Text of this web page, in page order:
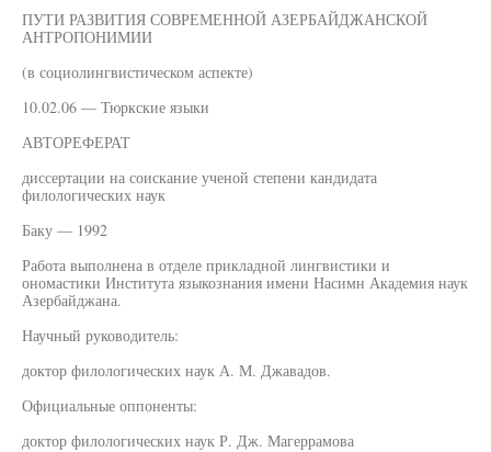
ПУТИ РАЗВИТИЯ СОВРЕМЕННОЙ АЗЕРБАЙДЖАНСКОЙ
АНТРОПОНИМИИ
(в социолингвистическом аспекте)
10.02.06 — Тюркские языки
АВТОРЕФЕРАТ
диссертации на соискание ученой степени кандидата
филологических наук
Баку — 1992
Работа выполнена в отделе прикладной лингвистики и
ономастики Института языкознания имени Насимн Академия наук
Азербайджана.
Научный руководитель:
доктор филологических наук А. М. Джавадов.
Официальные оппоненты:
доктор филологических наук Р. Дж. Магеррамова